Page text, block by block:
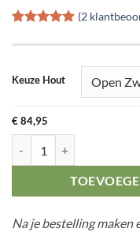
5op 5
op
klant
waarderingen
(2
Keuze Hout
€84,95
Na je bestelling maken